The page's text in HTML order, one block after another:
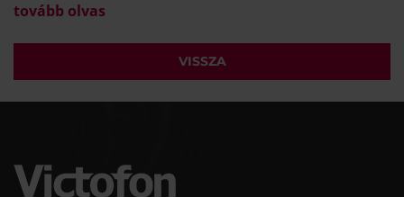
tovább olvas
VISSZA